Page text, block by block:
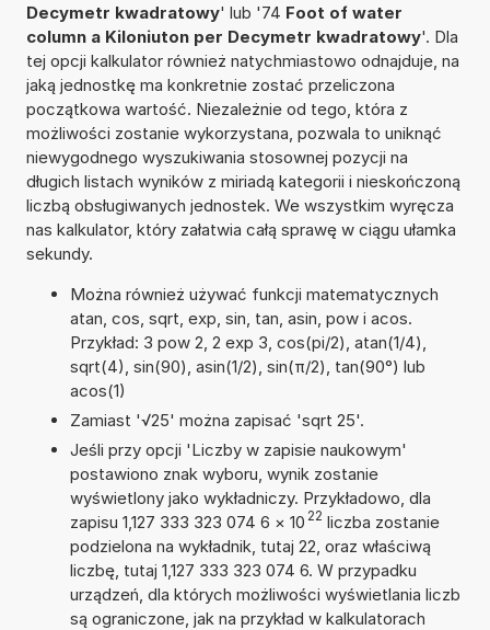
Decymetr kwadratowy' lub '74 Foot of water
column a Kiloniuton per Decymetr kwadratowy'. Dla
tej opcji kalkulator również natychmiastowo odnajduje, na
jaką jednostkę ma konkretnie zostać przeliczona
początkowa wartość. Niezależnie od tego, która z
możliwości zostanie wykorzystana, pozwala to uniknąć
niewygodnego wyszukiwania stosownej pozycji na
długich listach wyników z miriadą kategorii i nieskończoną
liczbą obsługiwanych jednostek. We wszystkim wyręcza
nas kalkulator, który załatwia całą sprawę w ciągu ułamka
sekundy.
Można również używać funkcji matematycznych
atan, cos, sqrt, exp, sin, tan, asin, pow i acos.
Przykład: 3 pow 2, 2 exp 3, cos(pi/2), atan(1/4),
sqrt(4), sin(90), asin(1/2), sin(π/2), tan(90°) lub
acos(1)
Zamiast '√25' można zapisać 'sqrt 25'.
Jeśli przy opcji 'Liczby w zapisie naukowym'
postawiono znak wyboru, wynik zostanie
wyświetlony jako wykładniczy. Przykładowo, dla
zapisu 1,127 333 323 074 6 × 10 22 liczba zostanie
podzielona na wykładnik, tutaj 22, oraz właściwą
liczbę, tutaj 1,127 333 323 074 6. W przypadku
urządzeń, dla których możliwości wyświetlania liczb
są ograniczone, jak na przykład w kalkulatorach